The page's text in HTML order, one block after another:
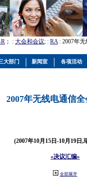
； : 大会和会议; : RA: 2007年
2007年无线电通信
(2007年10月15日-10月19日,
«决议汇编»
全部展开
大部门 新闻室 各项活动